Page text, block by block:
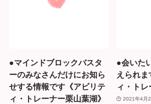
●マインドブロックバスタ
ーのみなさんだけにお知ら
せする情報です《アビリテ
ィ・トレーナー栗山葉湖》
●会いた
えられ
ィ・トレ
2021年4月